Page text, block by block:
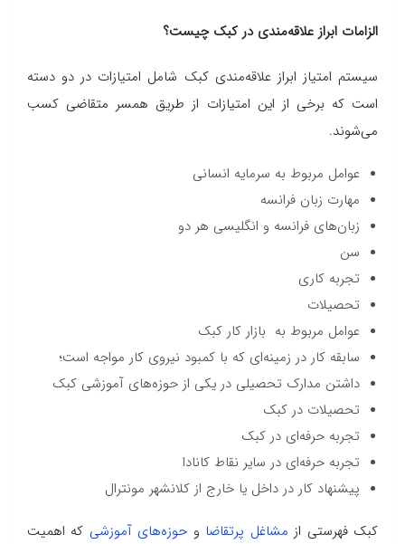
الزامات ابراز علاقه‌مندی در کبک چیست؟
سیستم امتیاز ابراز علاقه‌مندی کبک شامل امتیازات در دو دسته
است که برخی از این امتیازات از طریق همسر متقاضی کسب
می‌شوند.
عوامل مربوط به سرمایه انسانی
مهارت زبان فرانسه
زبان‌های فرانسه و انگلیسی هر دو
سن
تجربه کاری
تحصیلات
عوامل مربوط به بازار کار کبک
سابقه کار در زمینه‌ای که با کمبود نیروی کار مواجه است؛
داشتن مدارک تحصیلی در یکی از حوزه‌های آموزشی کبک
تحصیلات در کبک
تجربه حرفه‌ای در کبک
تجربه حرفه‌ای در سایر نقاط کانادا
پیشنهاد کار در داخل یا خارج از کلانشهر مونترال
کبک فهرستی از مشاغل پرتقاضا و حوزه‌های آموزشی که اهمیت